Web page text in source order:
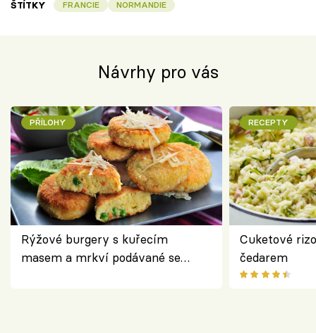
ŠTÍTKY FRANCIE NORMANDIE
Návrhy pro vás
PŘÍLOHY
Rýžové burgery s kuřecím
masem a mrkví podávané se
RECEPTY
Cuketové
čedarem